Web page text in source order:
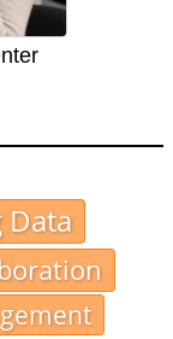
Data